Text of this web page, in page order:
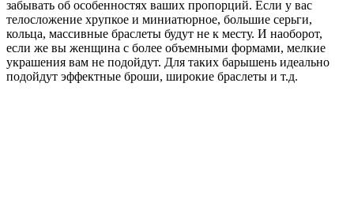
забывать об особенностях ваших пропорций. Если у вас
телосложение хрупкое и миниатюрное, большие серьги,
кольца, массивные браслеты будут не к месту. И наоборот,
если же вы женщина с более объемными формами, мелкие
украшения вам не подойдут. Для таких барышень идеально
подойдут эффектные броши, широкие браслеты и т.д.